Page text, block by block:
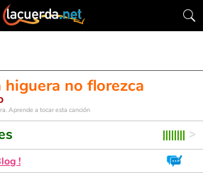
no florezca
Aprende a tocar esta canción
!